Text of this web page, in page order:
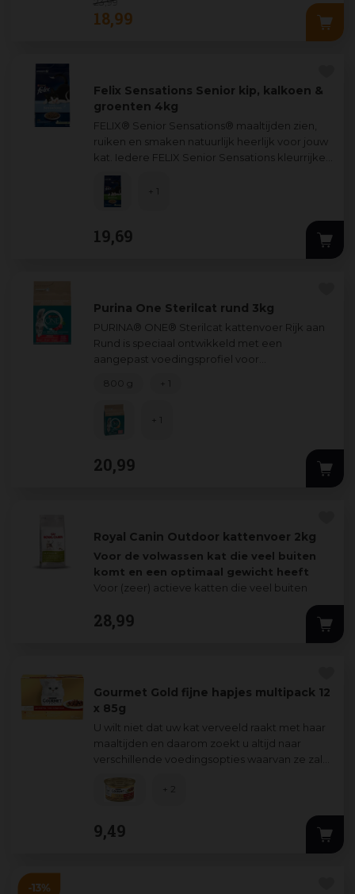
18,99
Felix Sensations Senior kip, kalkoen &
groenten 4kg
FELIX® Senior Sensations® maaltijden zien,
ruiken en smaken natuurlijk heerlijk voor jouw
kat. Iedere FELIX Senior Sensations kleurrijke
maaltijd is speciaal ontwikkeld
19,69
+ 1
Purina One Sterilcat rund 3kg
PURINA® ONE® Sterilcat kattenvoer Rijk aan
Rund is speciaal ontwikkeld met een
aangepast voedingsprofiel voor
20,99
800 g + 1
+ 1
Royal Canin Outdoor kattenvoer 2kg
Voor de volwassen kat die veel buiten
komt en een optimaal gewicht heeft
Voor (zeer) actieve katten die veel buiten
belangrijkste ke
28,99
Gourmet Gold fijne hapjes multipack 12
x 85g
U wilt niet dat uw kat verveeld raakt met haar
maaltijden en daarom zoekt u altijd naar
verschillende voedingsopties waarvan ze zal
9,49
+ 2